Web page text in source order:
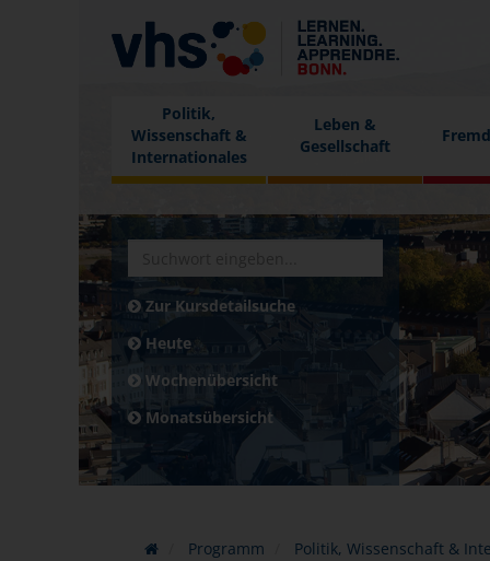
Politik,
Wissenschaft &
Internationales
Leben &
Gesellschaft
Zur Kursdetailsuche
Heute
Wochenübersicht
Monatsübersicht
Programm Politik, Wissenschaft &